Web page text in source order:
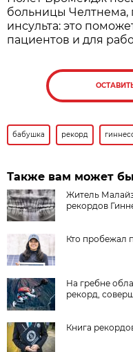
больницы Челтнема,
инсульта: это
пациентов и для
бабушка рекорд
Также вам может
Житель
рекордов
Кто пробежал
На гребне
рекорд,
Книга